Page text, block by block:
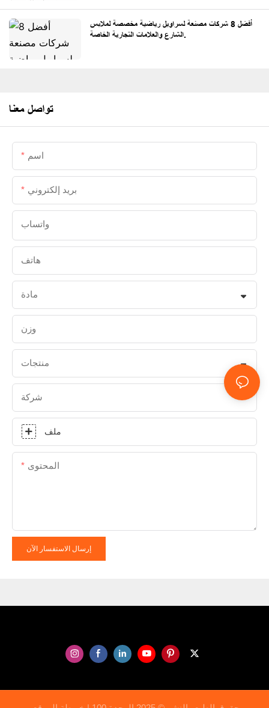
أفضل 8 شركات مصنعة لسراويل رياضية مخصصة لملابس
الشارع والعلامات التجارية الخاصة.
تواصل معنا
اسم
بريد إلكتروني
واتساب
هاتف
مادة
وزن
منتجات
شركة
ملف
المحتوى
إرسال الاستفسار الآن